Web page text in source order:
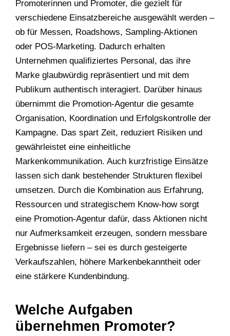
Promoterinnen und Promoter, die gezielt für
verschiedene Einsatzbereiche ausgewählt werden –
ob für Messen, Roadshows, Sampling-Aktionen
oder POS-Marketing. Dadurch erhalten
Unternehmen qualifiziertes Personal, das ihre
Marke glaubwürdig repräsentiert und mit dem
Publikum authentisch interagiert. Darüber hinaus
übernimmt die Promotion-Agentur die gesamte
Organisation, Koordination und Erfolgskontrolle der
Kampagne. Das spart Zeit, reduziert Risiken und
gewährleistet eine einheitliche
Markenkommunikation. Auch kurzfristige Einsätze
lassen sich dank bestehender Strukturen flexibel
umsetzen. Durch die Kombination aus Erfahrung,
Ressourcen und strategischem Know-how sorgt
eine Promotion-Agentur dafür, dass Aktionen nicht
nur Aufmerksamkeit erzeugen, sondern messbare
Ergebnisse liefern – sei es durch gesteigerte
Verkaufszahlen, höhere Markenbekanntheit oder
eine stärkere Kundenbindung.
Welche Aufgaben
übernehmen Promoter?